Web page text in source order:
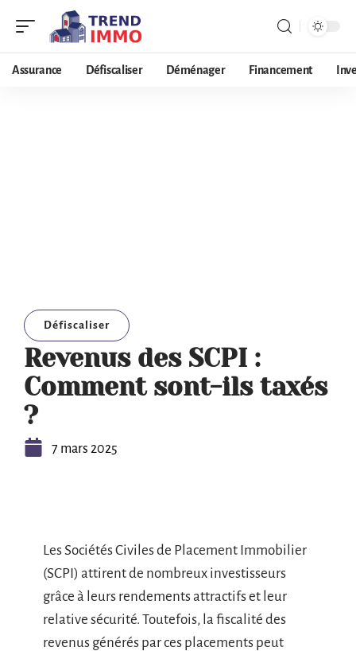
Assurance Défiscaliser Déménager Financement
Défiscaliser
Revenus des SCPI :
Comment sont-ils taxés
?
7 mars 2025
Les Sociétés Civiles de Placement Immobilier
(SCPI) attirent de nombreux investisseurs
grâce à leurs rendements attractifs et leur
relative sécurité. Toutefois, la fiscalité des
revenus générés par ces placements peut